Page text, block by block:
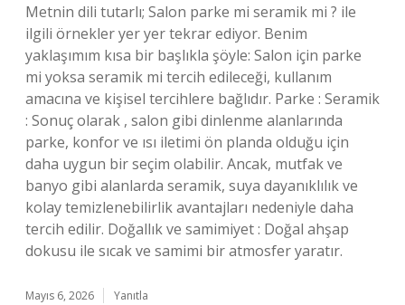
Metnin dili tutarlı; Salon parke mi seramik mi ? ile
ilgili örnekler yer yer tekrar ediyor. Benim
yaklaşımım kısa bir başlıkla şöyle: Salon için parke
mi yoksa seramik mi tercih edileceği, kullanım
amacına ve kişisel tercihlere bağlıdır. Parke : Seramik
: Sonuç olarak , salon gibi dinlenme alanlarında
parke, konfor ve ısı iletimi ön planda olduğu için
daha uygun bir seçim olabilir. Ancak, mutfak ve
banyo gibi alanlarda seramik, suya dayanıklılık ve
kolay temizlenebilirlik avantajları nedeniyle daha
tercih edilir. Doğallık ve samimiyet : Doğal ahşap
dokusu ile sıcak ve samimi bir atmosfer yaratır.
Mayıs 6, 2026 Yanıtla